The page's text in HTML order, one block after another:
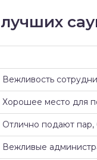
Вежливость
Хорошее место для
Отлично подают пар,
Вежливые